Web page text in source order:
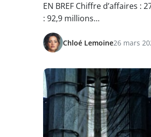
EN BREF Chiffre d’affaires
: 92,9 millions…
Chloé Lemoine26 mars